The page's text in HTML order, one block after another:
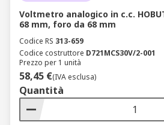
Voltmetro analogico in c.c.
68 mm, foro da 68 mm
Codice RS 313-659
Codice costruttore D721MCS30V/2-001
Prezzo per 1 unità
58,45 €(IVA esclusa)
Quantità